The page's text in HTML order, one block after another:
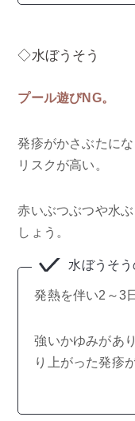
◇水ぼうそう
プール遊びNG。
発疹がかさぶたに
リスクが高い。
赤いぶつぶつや水
しょう。
水ぼうそ
発熱を伴い2～3
強いかゆみがあ
り上がった発疹